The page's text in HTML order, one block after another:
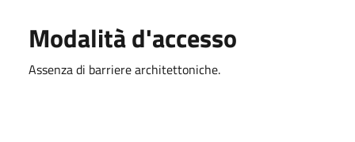
Modalità d'accesso
Assenza di barriere architettoniche.